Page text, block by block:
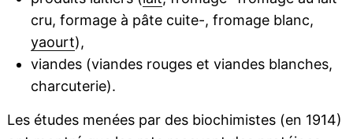
cru, formage à pâte cuite-, fromage blanc,
yaourt),
viandes (viandes rouges et viandes blanches,
charcuterie).
Les études menées par des biochimistes (en 1914)